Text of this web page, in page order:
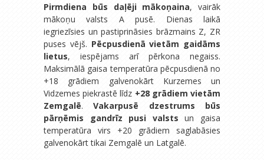
Pirmdiena būs daļēji mākoņaina, vairāk
mākoņu valsts A pusē. Dienas laikā
iegriezīsies un pastiprināsies brāzmains Z, ZR
puses vējš. Pēcpusdienā vietām gaidāms
lietus, iespējams arī pērkona negaiss.
Maksimālā gaisa temperatūra pēcpusdienā no
+18 grādiem galvenokārt Kurzemes un
Vidzemes piekrastē līdz +28 grādiem vietām
Zemgalē.Vakarpusē dzestrums būs
pārņēmis gandrīz pusi valsts un gaisa
temperatūra virs +20 grādiem saglabāsies
galvenokārt tikai Zemgalē un Latgalē.